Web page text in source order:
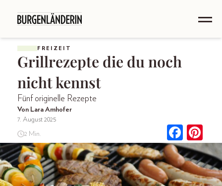
FREIZEIT
Grillrezepte die du noch
nicht kennst
Fünf originelle Rezepte
Von Lara Amhofer
7. August 2025
2 Min.